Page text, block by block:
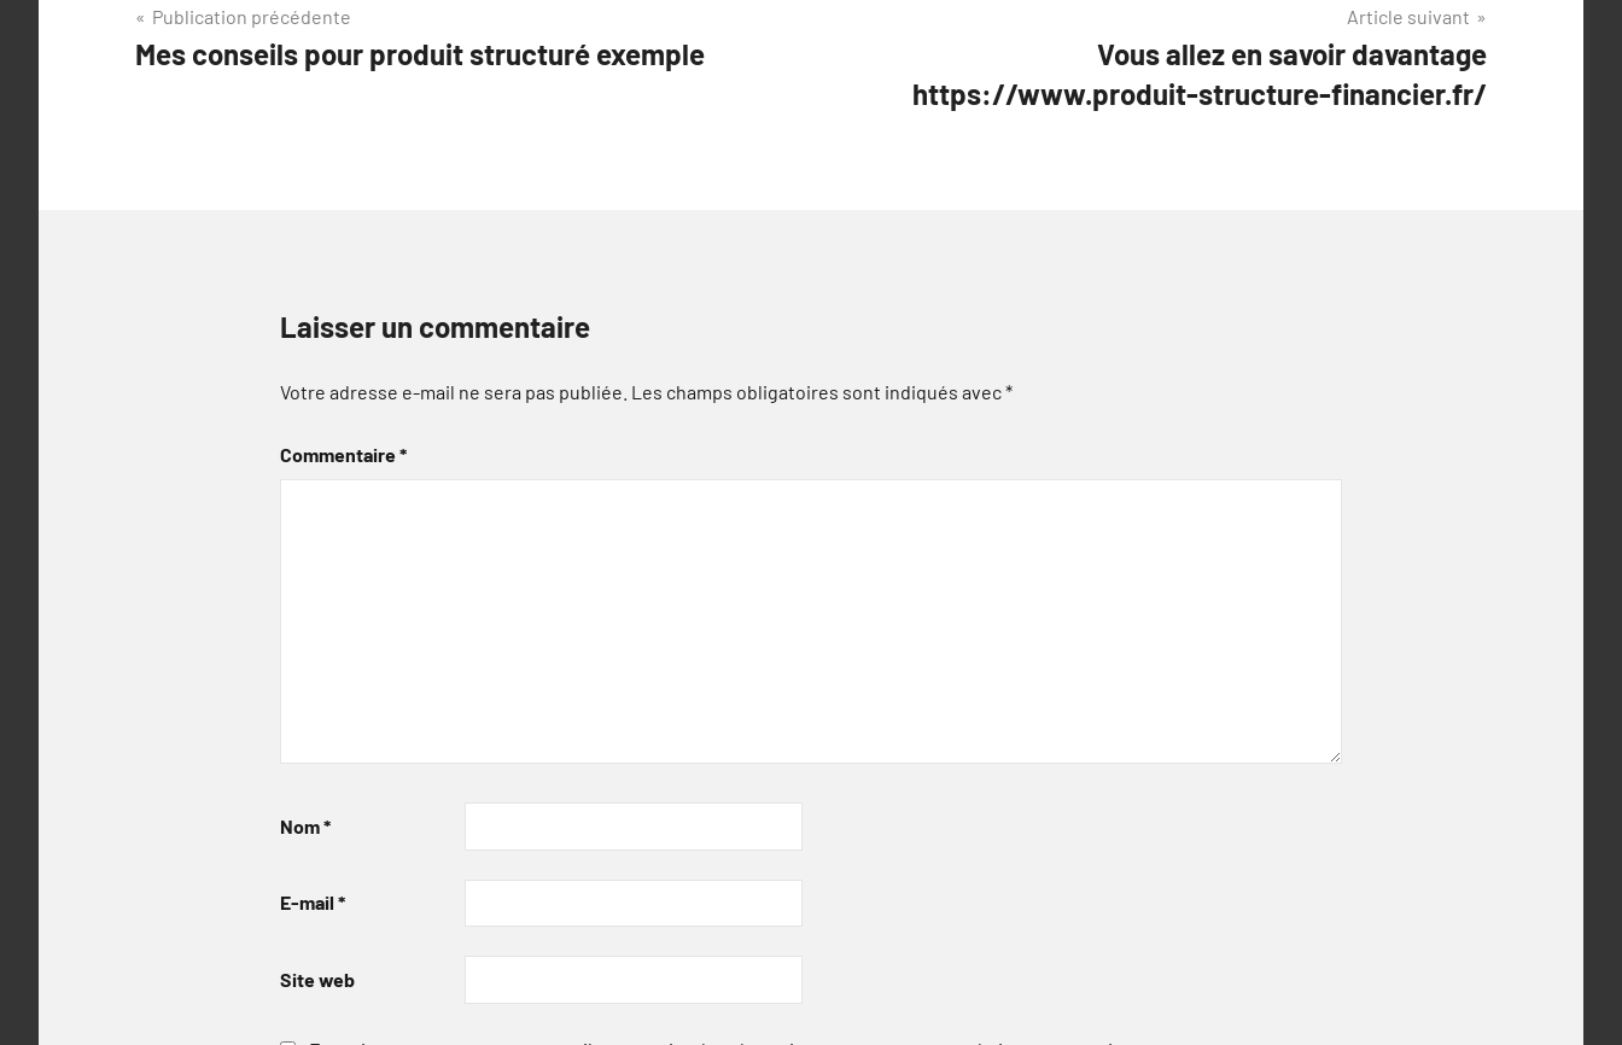
Navigation
de
Publication précédente
Mes conseils pour produit structuré exemple
Article suivant
Vous allez en savoir davantage
https://www.produit-structure-financier.fr/
Laisser un commentaire
Votre adresse e-mail ne sera pas publiée. Les champs obligatoires sont indiqués avec*
Commentaire*
Nom*
E-mail *
Site web